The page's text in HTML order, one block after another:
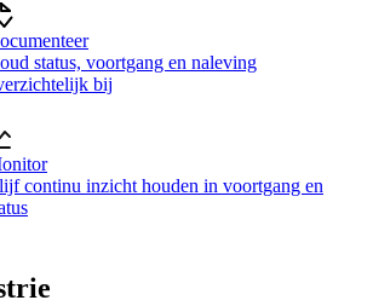
status, voortgang en naleving
bij
continu inzicht houden in voortgang en